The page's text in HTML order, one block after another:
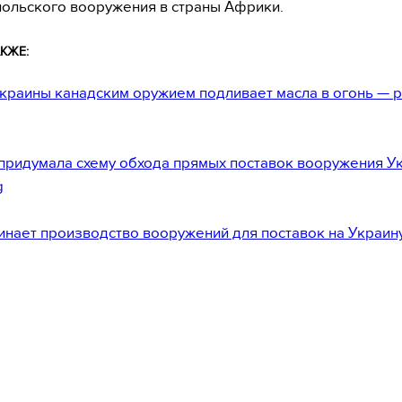
вооружения в страны Африки.
канадским оружием подливает масла в огонь —
схему обхода прямых поставок вооружения
производство вооружений для поставок на